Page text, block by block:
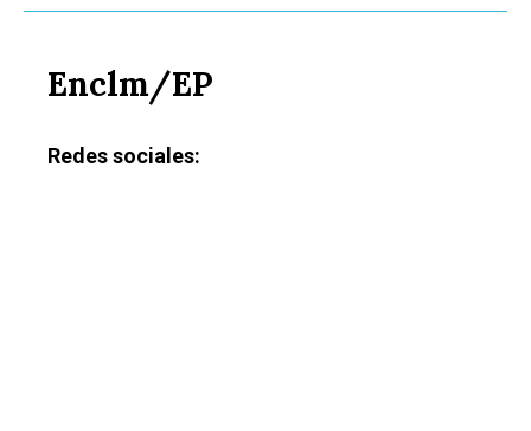
Enclm/EP
Redes sociales: